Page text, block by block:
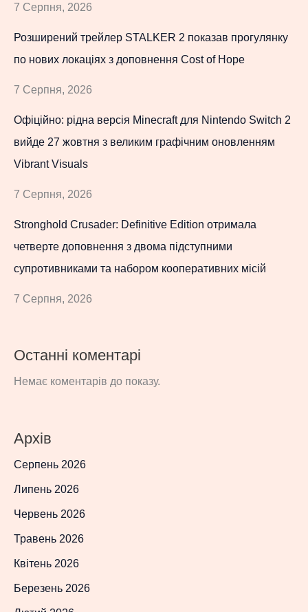
7 Серпня, 2026
Розширений трейлер STALKER 2 показав прогулянку
по нових локаціях з доповнення Cost of Hope
7 Серпня, 2026
Офіційно: рідна версія Minecraft для Nintendo Switch 2
вийде 27 жовтня з великим графічним оновленням
Vibrant Visuals
7 Серпня, 2026
Stronghold Crusader: Definitive Edition отримала
четверте доповнення з двома підступними
супротивниками та набором кооперативних місій
7 Серпня, 2026
Останні коментарі
Немає коментарів до показу.
Архів
Серпень 2026
Липень 2026
Червень 2026
Травень 2026
Квітень 2026
Березень 2026